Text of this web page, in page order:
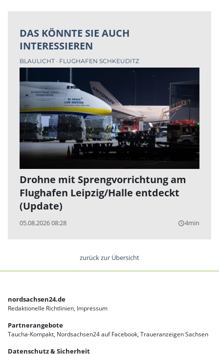
DAS KÖNNTE SIE AUCH
INTERESSIEREN
BLAULICHT FLUGHAFEN SCHKEUDITZ
Drohne mit Sprengvorrichtung am
Flughafen Leipzig/Halle entdeckt
(Update)
05.08.2026 08:28 query_builder4min
zurück zur Übersicht
nordsachsen24.de
Redaktionelle Richtlinien Impressum
Partnerangebote
Taucha-Kompakt Nordsachsen24 auf Facebook Traueranzeigen Sachsen
Datenschutz & Sicherheit